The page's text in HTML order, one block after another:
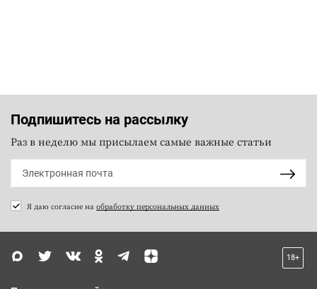
Подпишитесь на рассылку
Раз в неделю мы присылаем самые важные статьи
Я даю согласие на обработку персональных данных
18+